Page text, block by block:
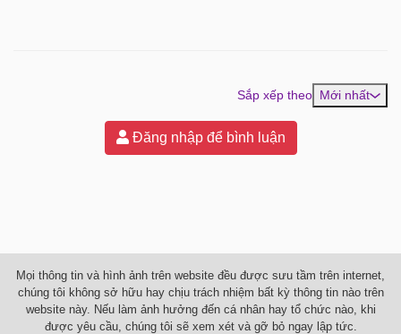
Sắp xếp theo Mới nhất
Đăng nhập để bình luận
Mọi thông tin và hình ảnh trên website đều được sưu tầm trên internet,
chúng tôi không sở hữu hay chịu trách nhiệm bất kỳ thông tin nào trên
website này. Nếu làm ảnh hưởng đến cá nhân hay tổ chức nào, khi
được yêu cầu, chúng tôi sẽ xem xét và gỡ bỏ ngay lập tức.